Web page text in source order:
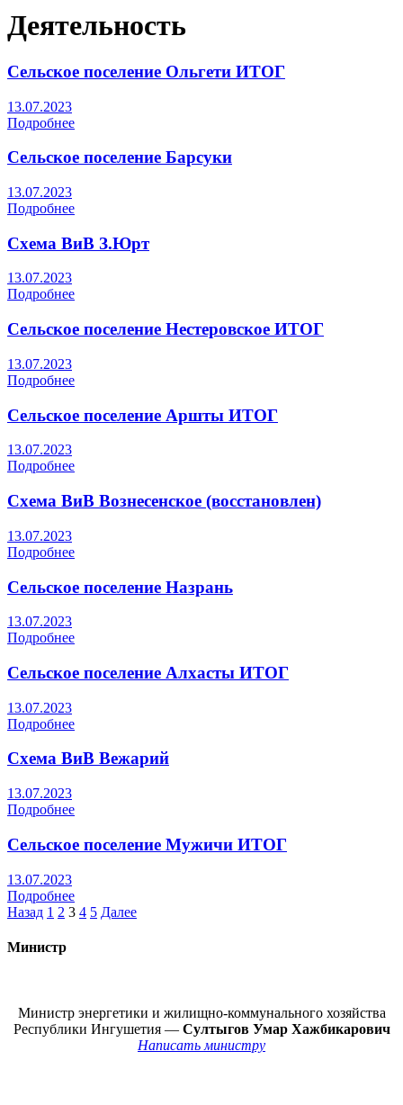
Деятельность
Сельское поселение Ольгети ИТОГ
13.07.2023
Подробнее
Сельское поселение Барсуки
13.07.2023
Подробнее
Схема ВиВ З.Юрт
13.07.2023
Подробнее
Сельское поселение Нестеровское ИТОГ
13.07.2023
Подробнее
Сельское поселение Аршты ИТОГ
13.07.2023
Подробнее
Схема ВиВ Вознесенское (восстановлен)
13.07.2023
Подробнее
Сельское поселение Назрань
13.07.2023
Подробнее
Сельское поселение Алхасты ИТОГ
13.07.2023
Подробнее
Схема ВиВ Вежарий
13.07.2023
Подробнее
Сельское поселение Мужичи ИТОГ
13.07.2023
Подробнее
Пагинация
записей
Назад 1 2 3 4 5 Далее
Министр
Министр энергетики и жилищно-коммунального хозяйства
Республики Ингушетия — Султыгов Умар Хажбикарович
Написать министру